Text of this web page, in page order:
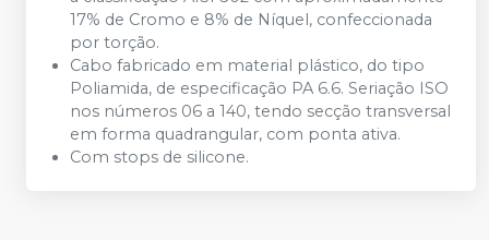
17% de Cromo e 8% de Níquel, confeccionada
por torção.
Cabo fabricado em material plástico, do tipo
Poliamida, de especificação PA 6.6. Seriação ISO
nos números 06 a 140, tendo secção transversal
em forma quadrangular, com ponta ativa.
Com stops de silicone.